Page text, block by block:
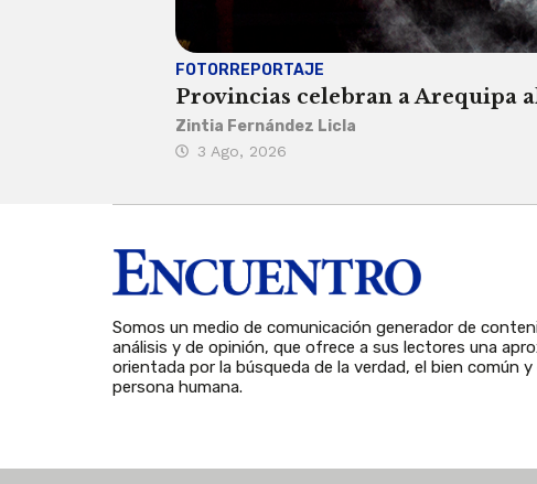
FOTORREPORTAJE
Provincias celebran a Arequipa
Zintia Fernández Licla
3 Ago, 2026
Somos un medio de comunicación generador de
análisis y de opinión, que ofrece a sus lectores una
orientada por la búsqueda de la verdad, el bien común
persona humana.